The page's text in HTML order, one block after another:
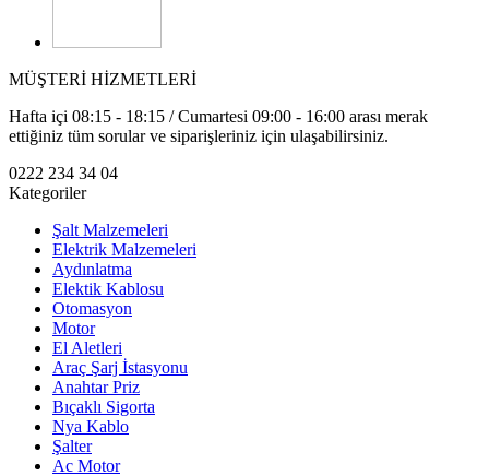
MÜŞTERİ HİZMETLERİ
Hafta içi 08:15 - 18:15 / Cumartesi 09:00 - 16:00 arası merak
ettiğiniz tüm sorular ve siparişleriniz için ulaşabilirsiniz.
0222 234 34 04
Kategoriler
Şalt Malzemeleri
Elektrik Malzemeleri
Aydınlatma
Elektik Kablosu
Otomasyon
Motor
El Aletleri
Araç Şarj İstasyonu
Anahtar Priz
Bıçaklı Sigorta
Nya Kablo
Şalter
Ac Motor